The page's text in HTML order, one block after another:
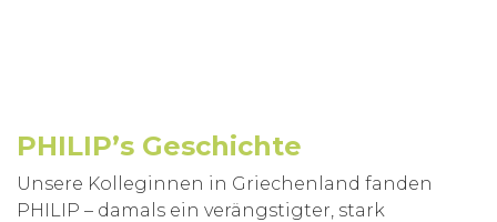
PHILIP’s Geschichte
Unsere Kolleginnen in Griechenland fanden
PHILIP – damals ein verängstigter, stark